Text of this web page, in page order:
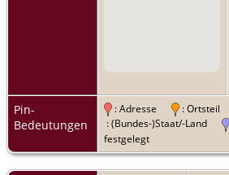
Pin-
Bedeutungen
: Adresse : Ortsteil
: (Bundes-)Staat/-Land
festgelegt